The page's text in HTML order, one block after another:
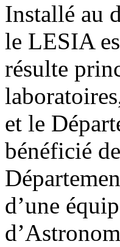
Installé au
le LESIA
résulte
et le
bénéficié
d’une